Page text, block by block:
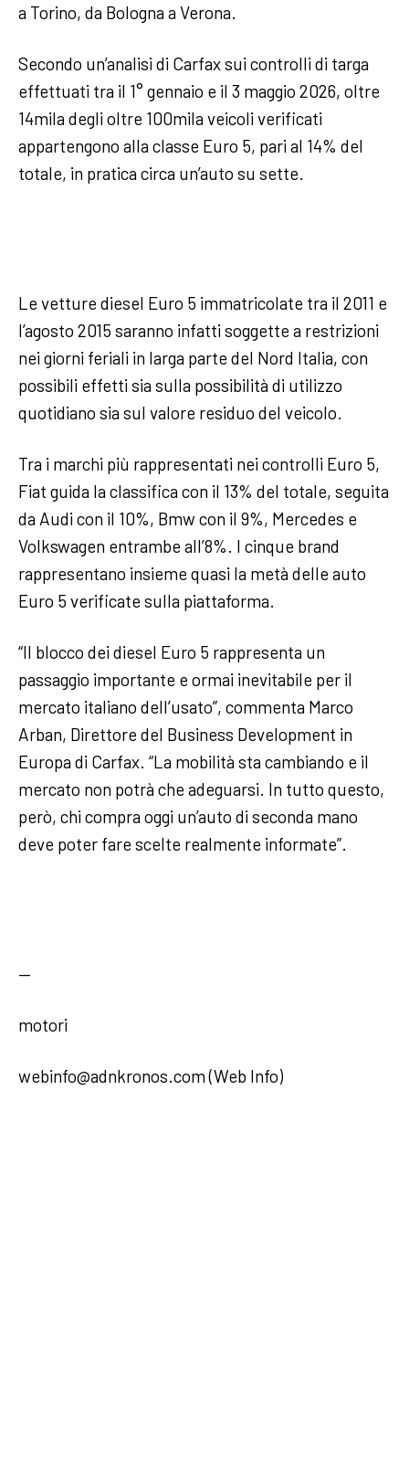
a Torino, da Bologna a Verona.
Secondo un’analisi di Carfax sui controlli di targa
effettuati tra il 1° gennaio e il 3 maggio 2026, oltre
14mila degli oltre 100mila veicoli verificati
appartengono alla classe Euro 5, pari al 14% del
totale, in pratica circa un’auto su sette.
Le vetture diesel Euro 5 immatricolate tra il 2011 e
l’agosto 2015 saranno infatti soggette a restrizioni
nei giorni feriali in larga parte del Nord Italia, con
possibili effetti sia sulla possibilità di utilizzo
quotidiano sia sul valore residuo del veicolo.
Tra i marchi più rappresentati nei controlli Euro 5,
Fiat guida la classifica con il 13% del totale, seguita
da Audi con il 10%, Bmw con il 9%, Mercedes e
Volkswagen entrambe all’8%. I cinque brand
rappresentano insieme quasi la metà delle auto
Euro 5 verificate sulla piattaforma.
“Il blocco dei diesel Euro 5 rappresenta un
passaggio importante e ormai inevitabile per il
mercato italiano dell’usato”, commenta Marco
Arban, Direttore del Business Development in
Europa di Carfax. “La mobilità sta cambiando e il
mercato non potrà che adeguarsi. In tutto questo,
però, chi compra oggi un’auto di seconda mano
deve poter fare scelte realmente informate”.
—
motori
webinfo@adnkronos.com (Web Info)